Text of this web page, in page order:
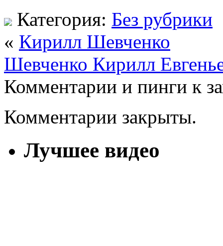
Категория: Без рубрики
« Кирилл Шевченко
Шевченко Кирилл
Комментарии и пинги к
Комментарии закрыты.
Лучшее видео